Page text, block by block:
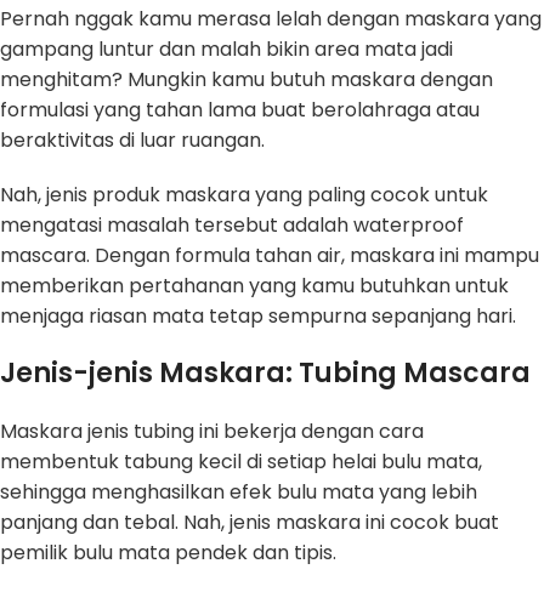
Pernah nggak kamu merasa lelah dengan maskara yang
gampang luntur dan malah bikin area mata jadi
menghitam? Mungkin kamu butuh maskara dengan
formulasi yang tahan lama buat berolahraga atau
beraktivitas di luar ruangan.
Nah, jenis produk maskara yang paling cocok untuk
mengatasi masalah tersebut adalah waterproof
mascara. Dengan formula tahan air, maskara ini mampu
memberikan pertahanan yang kamu butuhkan untuk
menjaga riasan mata tetap sempurna sepanjang hari.
Jenis-jenis Maskara: Tubing Mascara
Maskara jenis tubing ini bekerja dengan cara
membentuk tabung kecil di setiap helai bulu mata,
sehingga menghasilkan efek bulu mata yang lebih
panjang dan tebal. Nah, jenis maskara ini cocok buat
pemilik bulu mata pendek dan tipis.